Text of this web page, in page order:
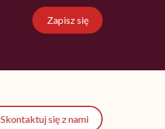
Zapisz się
Skontaktuj się z nami